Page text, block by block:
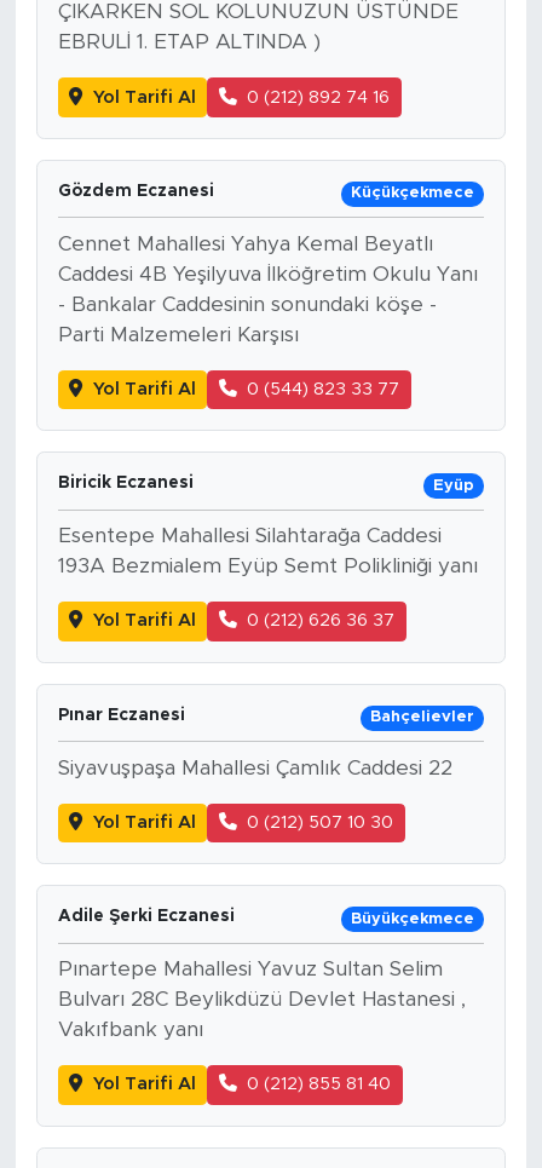
ÇIKARKEN SOL KOLUNUZUN ÜSTÜNDE
EBRULİ 1. ETAP ALTINDA )
Yol Tarifi Al 0 (212) 892 74 16
Gözdem Eczanesi Küçükçekmece
Cennet Mahallesi Yahya Kemal Beyatlı
Caddesi 4B Yeşilyuva İlköğretim Okulu Yanı
- Bankalar Caddesinin sonundaki köşe -
Parti Malzemeleri Karşısı
Yol Tarifi Al 0 (544) 823 33 77
Biricik Eczanesi Eyüp
Esentepe Mahallesi Silahtarağa Caddesi
193A Bezmialem Eyüp Semt Polikliniği yanı
Yol Tarifi Al 0 (212) 626 36 37
Pınar Eczanesi Bahçelievler
Siyavuşpaşa Mahallesi Çamlık Caddesi 22
Yol Tarifi Al 0 (212) 507 10 30
Adile Şerki Eczanesi Büyükçekmece
Pınartepe Mahallesi Yavuz Sultan Selim
Bulvarı 28C Beylikdüzü Devlet Hastanesi ,
Vakıfbank yanı
Yol Tarifi Al 0 (212) 855 81 40